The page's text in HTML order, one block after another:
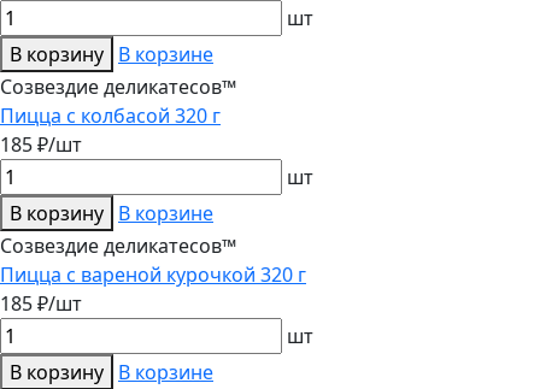
шт
В корзину В корзине
Созвездие деликатесов™
Пицца с колбасой 320 г
185 ₽/шт
шт
В корзину В корзине
Созвездие деликатесов™
Пицца с вареной курочкой 320 г
185 ₽/шт
шт
В корзину В корзине